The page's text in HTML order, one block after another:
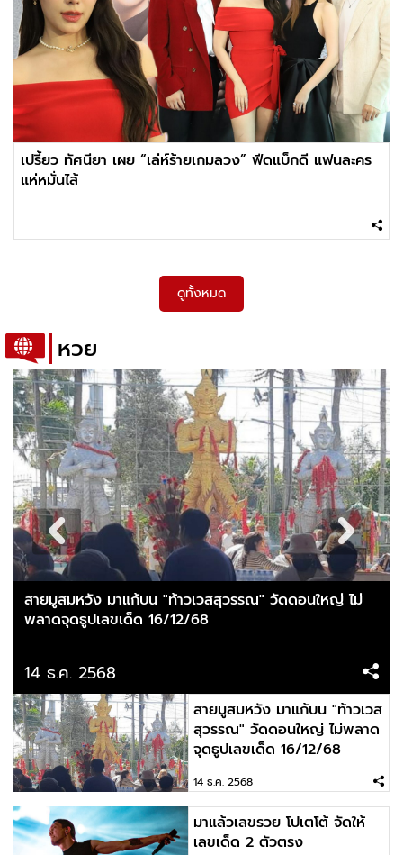
เปรี้ยว ทัศนียา เผย “เล่ห์ร้ายเกมลวง” ฟีดแบ็กดี แฟนละคร
แห่หมั่นไส้
ดูทั้งหมด
หวย
สายมูสมหวัง มาแก้บน "ท้าวเวสสุวรรณ" วัดดอนใหญ่ ไม่
พลาดจุดธูปเลขเด็ด 16/12/68
14 ธ.ค. 2568
สายมูสมหวัง มาแก้บน "ท้าวเวส
สุวรรณ" วัดดอนใหญ่ ไม่พลาด
จุดธูปเลขเด็ด 16/12/68
14 ธ.ค. 2568
มาแล้วเลขรวย โปเตโต้ จัดให้
เลขเด็ด 2 ตัวตรง